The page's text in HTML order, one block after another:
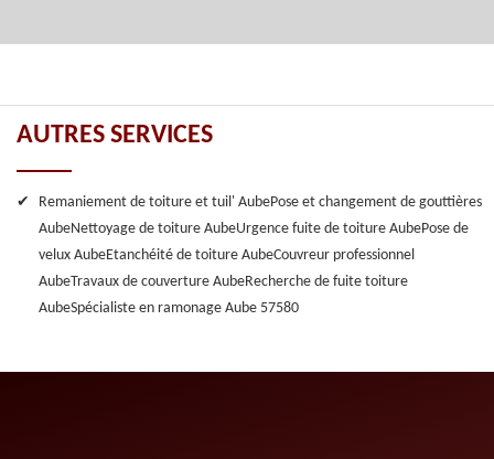
AUTRES SERVICES
Remaniement de toiture et tuil' AubePose et changement de gouttières
AubeNettoyage de toiture AubeUrgence fuite de toiture AubePose de
velux AubeEtanchéité de toiture AubeCouvreur professionnel
AubeTravaux de couverture AubeRecherche de fuite toiture
AubeSpécialiste en ramonage Aube 57580